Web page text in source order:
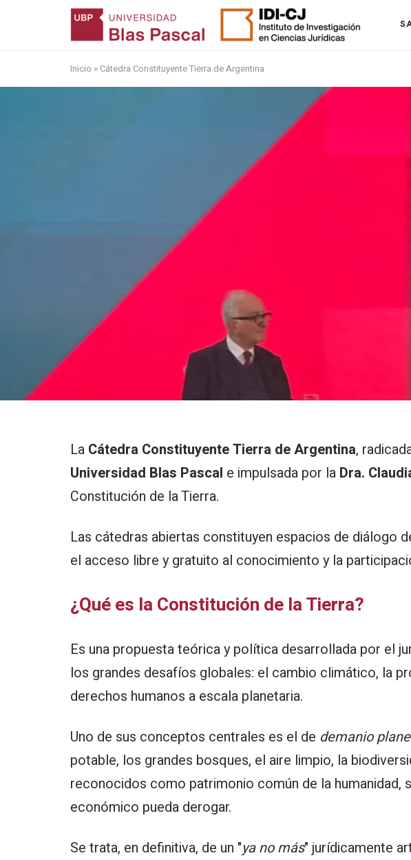
Inicio » Cátedra Constituyente Tierra de Argentina
La Cátedra Constituyente Tierra de Argentina,
Universidad Blas Pascal e impulsada por la Dra.
Constitución de la Tierra.
Las cátedras abiertas constituyen espacios de diálogo
el acceso libre y gratuito al conocimiento y la
¿Qué es la Constitución de la Tierra?
Es una propuesta teórica y política desarrollada por el
los grandes desafíos globales: el cambio climático, la
derechos humanos a escala planetaria.
Uno de sus conceptos centrales es el de demanio
potable, los grandes bosques, el aire limpio, la
reconocidos como patrimonio común de la humanidad,
económico pueda derogar.
Se trata, en definitiva, de un "ya no más" jurídicamente